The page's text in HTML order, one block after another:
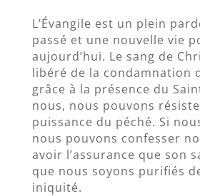
L’Évangile est un plein
passé et une nouvelle vie
aujourd’hui. Le sang de
libéré de la condamnation
grâce à la présence du
nous, nous pouvons
puissance du péché. Si
nous pouvons confesser
avoir l’assurance que son
que nous soyons purifiés
iniquité.